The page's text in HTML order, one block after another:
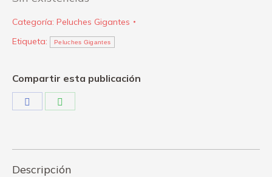
Categoría: Peluches Gigantes
Etiqueta:
Peluches Gigantes
Compartir esta publicación
Descripción